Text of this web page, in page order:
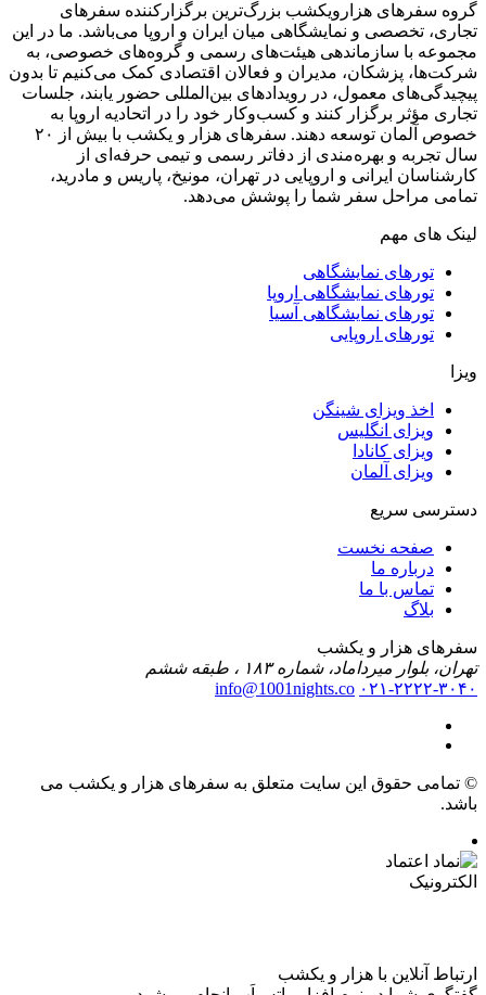
گروه سفرهای هزارویکشب بزرگ‌ترین برگزارکننده سفرهای
تجاری، تخصصی و نمایشگاهی میان ایران و اروپا می‌باشد. ما در این
مجموعه با سازماندهی هیئت‌های رسمی و گروه‌های خصوصی، به
شرکت‌ها، پزشکان، مدیران و فعالان اقتصادی کمک می‌کنیم تا بدون
پیچیدگی‌های معمول، در رویدادهای بین‌المللی حضور یابند، جلسات
تجاری مؤثر برگزار کنند و کسب‌وکار خود را در اتحادیه اروپا به
خصوص آلمان توسعه دهند. سفر‌های هزار و یکشب با بیش از ۲۰
سال تجربه و بهره‌مندی از دفاتر رسمی و تیمی حرفه‌ای از
کارشناسان ایرانی و اروپایی در تهران، مونیخ، پاریس و مادرید،
تمامی مراحل سفر شما را پوشش می‌دهد.
لینک های مهم
تورهای نمایشگاهی
تورهای نمایشگاهی اروپا
تورهای نمایشگاهی آسیا
تورهای اروپایی
ویزا
اخذ ویزای شینگن
ویزای انگلیس
ویزای کانادا
ویزای آلمان
دسترسی سریع
صفحه نخست
درباره ما
تماس با ما
بلاگ
سفرهای هزار و یکشب
تهران، بلوار میرداماد، شماره ۱۸۳ ، طبقه ششم
۰۲۱-۲۲۲۲-۳۰۴۰ info@1001nights.co
© تمامی حقوق این سایت متعلق به سفرهای هزار و یکشب می
باشد.
ارتباط آنلاین با هزار و یکشب